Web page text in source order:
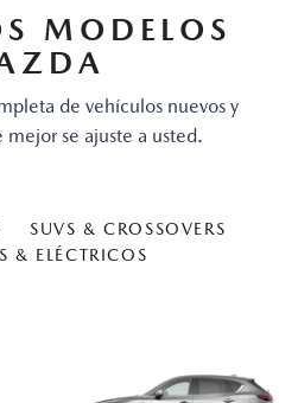
MODELOS
de vehículos nuevos y
se ajuste a usted.
SUVS & CROSSOVERS
& ELÉCTRICOS